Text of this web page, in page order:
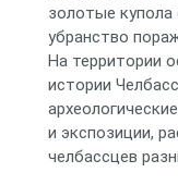
золотые купола
убранство
На территории
истории
и экспозиции,
челбассцев